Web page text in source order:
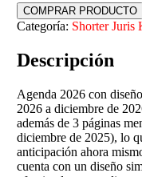
COMPRAR PRODUCTO
Categoría: Shorter Juris
Descripción
Agenda 2026 con
2026 a diciembre de
además de 3 páginas
diciembre de 2025), lo
anticipación ahora
cuenta con un diseño